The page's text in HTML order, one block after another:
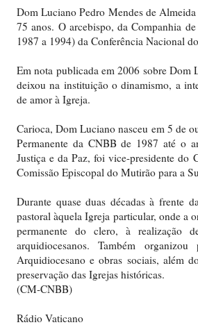
Dom Luciano Pedro Mendes de
75 anos. O arcebispo, da Companhia
1987 a 1994) da Conferência Nacional
Em nota publicada em 2006 sobre Dom
deixou na instituição o dinamismo, a
de amor à Igreja.
Carioca, Dom Luciano nasceu em 5 de
Permanente da CNBB de 1987 até o
Justiça e da Paz, foi vice-presidente do
Comissão Episcopal do Mutirão para a
Durante quase duas décadas à frente
pastoral àquela Igreja particular, onde a
permanente do clero, à realização
arquidiocesanos. Também
Arquidiocesano e obras sociais, além
preservação das Igrejas históricas.
(CM-CNBB)
Rádio Vaticano